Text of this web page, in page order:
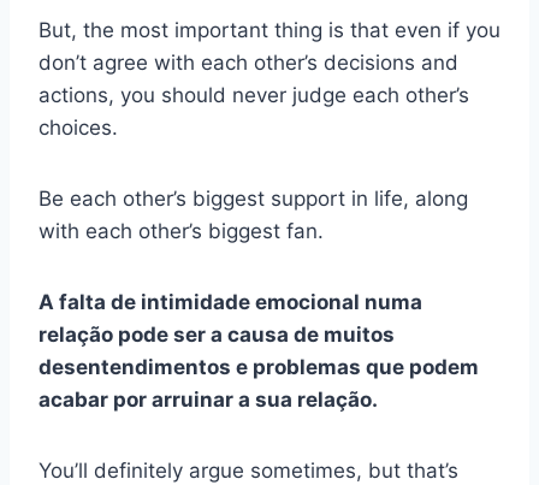
But, the most important thing is that even if you
don’t agree with each other’s decisions and
actions, you should never judge each other’s
choices.
Be each other’s biggest support in life, along
with each other’s biggest fan.
A falta de intimidade emocional numa
relação pode ser a causa de muitos
desentendimentos e problemas que podem
acabar por arruinar a sua relação.
You’ll definitely argue sometimes, but that’s